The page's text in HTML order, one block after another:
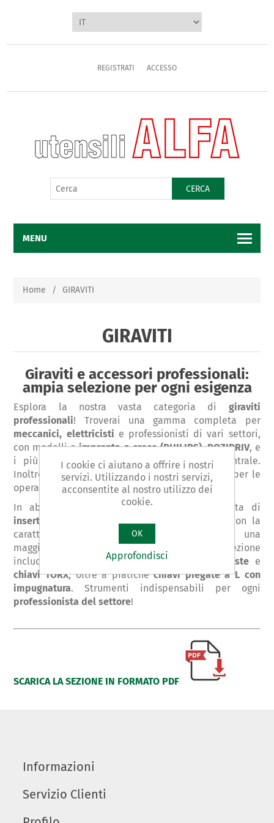
REGISTRATI ACCESSO
CERCA
MENU
Home / GIRAVITI
GIRAVITI
Giraviti e accessori professionali:
ampia selezione per ogni esigenza
Esplora la nostra vasta categoria di giraviti
professionali! Troverai una gamma completa per
meccanici, elettricisti e professionisti di vari settori,
con modelli aimpronta a croce (PHILIPS), POZIDRIV, e
i più particolariTORX, con o senza foro centrale.
Inoltre, non mancano igiraviti cercafase, ideali per le
operazioni elettriche basilari.
In abbinamento, proponiamo una ricca offerta di
inserti (BITS)
, dai classici airivestiti in TIN
, con la
caratteristica finitura dorata, per garantire una
maggiore durata e resistenza. La nostra selezione
include anche
chiavi fisse esagonali a tre teste e
chiavi TORX, oltre a pratichechiavi piegate a L con
impugnatura. Strumenti indispensabili per ogni
professionista del settore!
SCARICA LA SEZIONE IN FORMATO PDF
Informazioni
Servizio Clienti
I cookie ci aiutano a offrire i nostri
servizi. Utilizzando i nostri servizi,
acconsentite al nostro utilizzo dei
cookie.
OK
Approfondisci